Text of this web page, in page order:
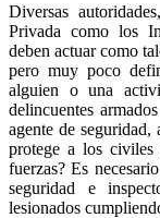
Diversas
Privada como los
deben actuar como
pero muy poco
alguien o una
delincuentes
agente de
protege a los civiles
fuerzas? Es
seguridad e
lesionados